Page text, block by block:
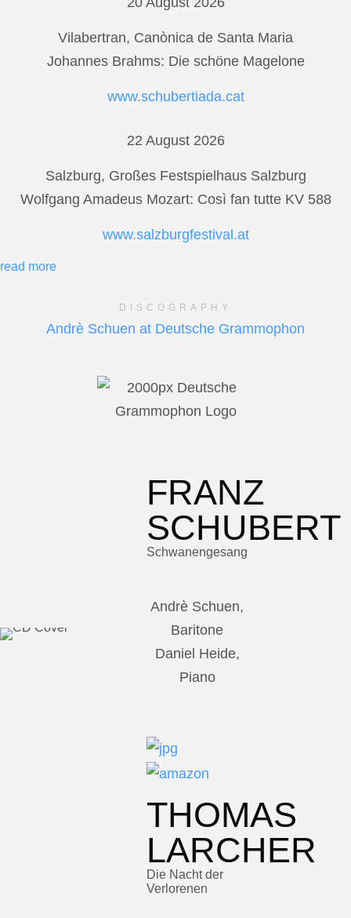
Vilabertran, Canònica de Santa Maria
Johannes Brahms: Die schöne Magelone
www.schubertiada.cat
22 August 2026
Salzburg, Großes Festspielhaus Salzburg
Wolfgang Amadeus Mozart: Così fan tutte KV 588
www.salzburgfestival.at
read more
DISCOGRAPHY
Andrè Schuen at Deutsche Grammophon
FRANZ
SCHUBERT
Schwanengesang
Andrè Schuen,
Baritone
Daniel Heide,
Piano
THOMAS
LARCHER
Die Nacht der
Verlorenen